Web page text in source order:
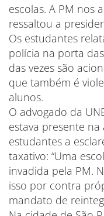
escolas. A PM nos
ressaltou a
Os estudantes
polícia na porta
das vezes são
que também é
alunos.
O advogado da
estava presente
estudantes a
taxativo: “Uma
invadida pela PM.
isso por contra
mandato de